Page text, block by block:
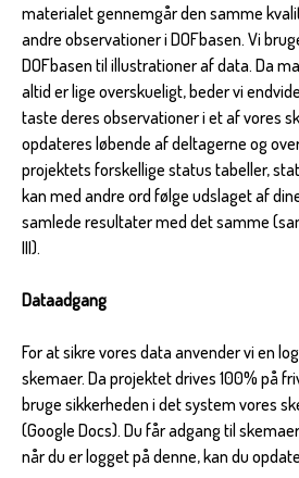
materialet gennemgår den samme
andre observationer i DOFbasen. Vi
DOFbasen til illustrationer af data. Da
altid er lige overskueligt, beder vi
taste deres observationer i et af vores
opdateres løbende af deltagerne og
projektets forskellige status tabeller,
kan med andre ord følge udslaget af
samlede resultater med det samme
III).
Dataadgang
For at sikre vores data anvender vi en
skemaer. Da projektet drives 100% på
bruge sikkerheden i det system vores
(Google Docs). Du får adgang til
når du er logget på denne, kan du